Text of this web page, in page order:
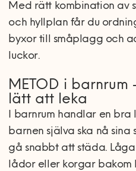
Med rätt kombination av
och hyllplan får du
byxor till småplagg och
luckor.
METOD i
lätt att leka
I barnrum handlar en bra
barnen själva ska nå sina
gå snabbt att städa.
lådor eller korgar bakom